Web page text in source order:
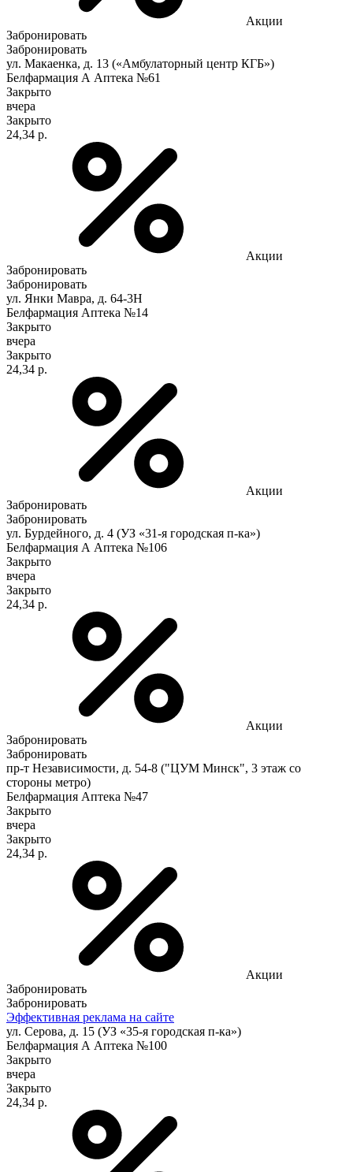
Акции
Забронировать
Забронировать
ул. Макаенка, д. 13 («Амбулаторный центр КГБ»)
Белфармация А Аптека №61
Закрыто
вчера
Закрыто
24,34 р.
Акции
Забронировать
Забронировать
ул. Янки Мавра, д. 64-3Н
Белфармация Аптека №14
Закрыто
вчера
Закрыто
24,34 р.
Акции
Забронировать
Забронировать
ул. Бурдейного, д. 4 (УЗ «31-я городская п-ка»)
Белфармация А Аптека №106
Закрыто
вчера
Закрыто
24,34 р.
Акции
Забронировать
Забронировать
пр-т Независимости, д. 54-8 ("ЦУМ Минск", 3 этаж со
стороны метро)
Белфармация Аптека №47
Закрыто
вчера
Закрыто
24,34 р.
Акции
Забронировать
Забронировать
Эффективная реклама на сайте
ул. Серова, д. 15 (УЗ «35-я городская п-ка»)
Белфармация А Аптека №100
Закрыто
вчера
Закрыто
24,34 р.